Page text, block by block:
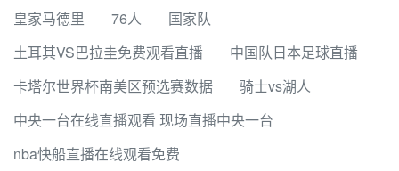
皇家马德里
76人
国家队
土耳其VS巴拉圭免费观看直播
中国队日本足球直播
卡塔尔世界杯南美区预选赛数据
骑士vs湖人
中央一台在线直播观看 现场直播中央一台
nba快船直播在线观看免费